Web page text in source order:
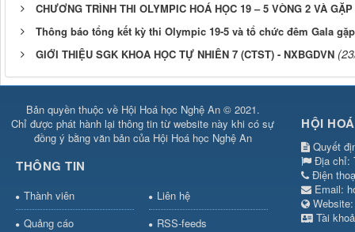
CHƯƠNG TRÌNH THI OLYMPIC HOÁ HỌC 19 – 5 VÒNG 2 VÀ
Thông báo tổng kết kỳ thi Olympic 19-5 và tổ chức đêm Gala
GIỚI THIỆU SGK KHOA HỌC TỰ NHIÊN 7 (CTST) - NXBGDVN
Bản quyền thuộc về Hội Hoá học Nghệ An © 2021.
Chỉ được phát hành lại thông tin từ website này khi có sự
đồng ý bằng văn bản của Hội Hoá học Nghệ An
THÔNG TIN
Thành viên
Liên hệ
Quảng cáo
RSS-feeds
HỘI
Quyết
Địa chỉ:
Điện
Email:
Tài